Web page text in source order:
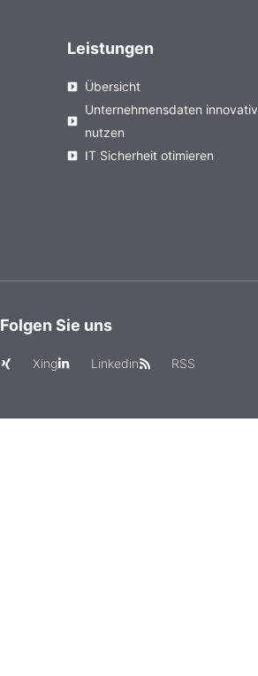
Leistungen
Übersicht
Unternehmensdaten innovativ
nutzen
IT Sicherheit otimieren
Folgen Sie uns
Xing Linkedin RSS